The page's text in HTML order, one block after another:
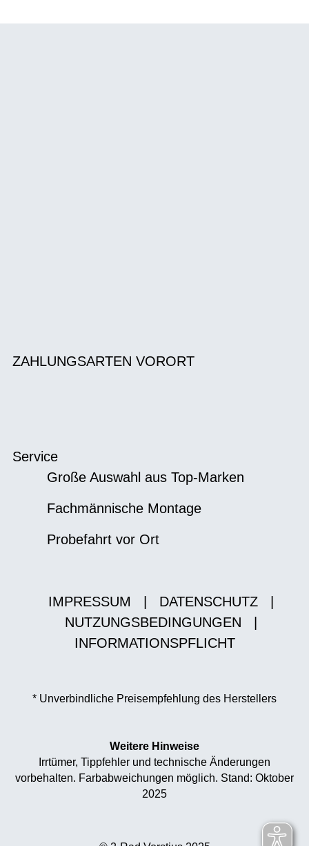
ZAHLUNGSARTEN VORORT
Service
Große Auswahl aus Top-Marken
Fachmännische Montage
Probefahrt vor Ort
IMPRESSUM DATENSCHUTZ
NUTZUNGSBEDINGUNGEN
INFORMATIONSPFLICHT
* Unverbindliche Preisempfehlung des Herstellers
Weitere Hinweise
Irrtümer, Tippfehler und technische Änderungen
vorbehalten. Farbabweichungen möglich. Stand: Oktober
2025